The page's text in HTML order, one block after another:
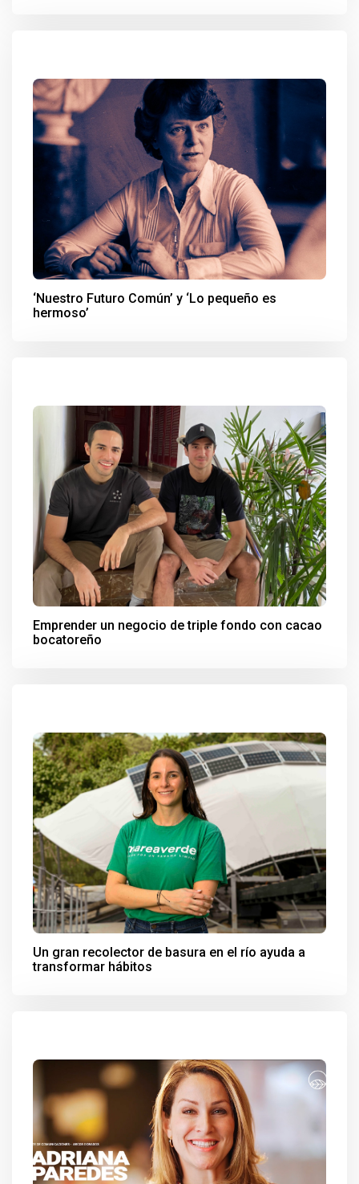
‘Nuestro Futuro Común’ y ‘Lo pequeño es
hermoso’
Emprender un negocio de triple fondo con cacao
bocatoreño
Un gran recolector de basura en el río ayuda a
transformar hábitos